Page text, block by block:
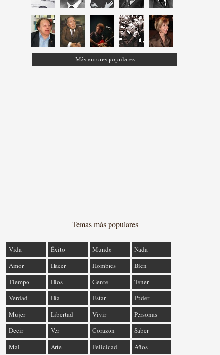
Más autores populares
Temas más populares
Vida Éxito Mundo
Nada
Amor
Hacer Hombres
Bien
Tiempo
Dios Gente
Tener
Verdad
Día Estar
Poder
Mujer
Libertad Vivir
Personas
Decir
Ver Corazón
Saber
Mal
Arte Felicidad Años